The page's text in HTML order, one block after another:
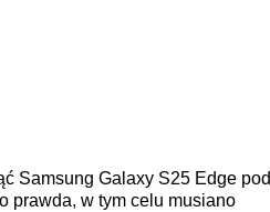
Samsung Galaxy S25 Edge pod
prawda, w tym celu musiano